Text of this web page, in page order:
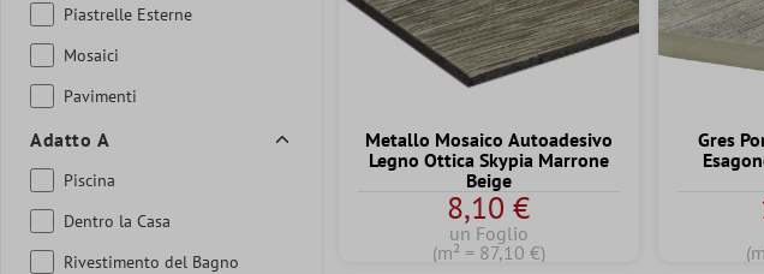
Piastrelle Esterne
Mosaici
Pavimenti
Adatto A
Piscina
Dentro la Casa
Rivestimento del Bagno
Metallo Mosaico Autoadesivo
Legno Ottica Skypia Marrone
Beige
8,10 €
un Foglio
(m² = 87,10 €)
Gres